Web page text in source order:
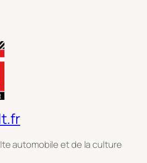
automobile et de la culture